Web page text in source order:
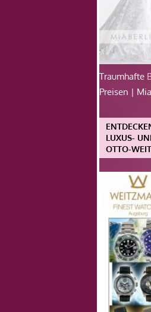
Traumhafte
Preisen |
LUXUS-
OTTO-